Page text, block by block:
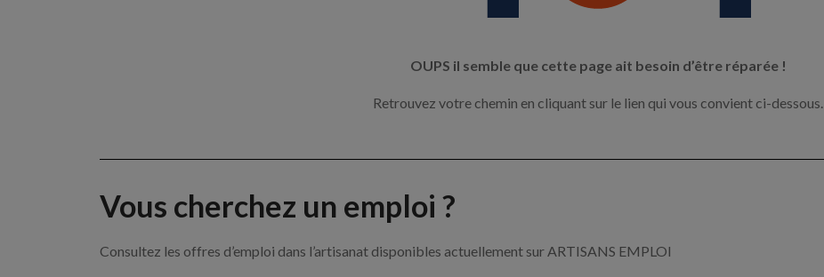
OUPS il semble que cette page ait besoin d’être réparée !
Retrouvez votre chemin en cliquant sur le lien qui vous convient ci-dessous.
Vous cherchez un emploi ?
Consultez les offres d’emploi dans l’artisanat disponibles actuellement sur ARTISANS EMPLOI